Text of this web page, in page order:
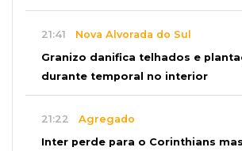
21:41 Nova Alvorada do Sul
Granizo danifica telhados e
durante temporal no interior
21:22 Agregado
Inter perde para o Corinthians